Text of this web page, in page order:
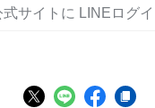
サイトに LINEログ